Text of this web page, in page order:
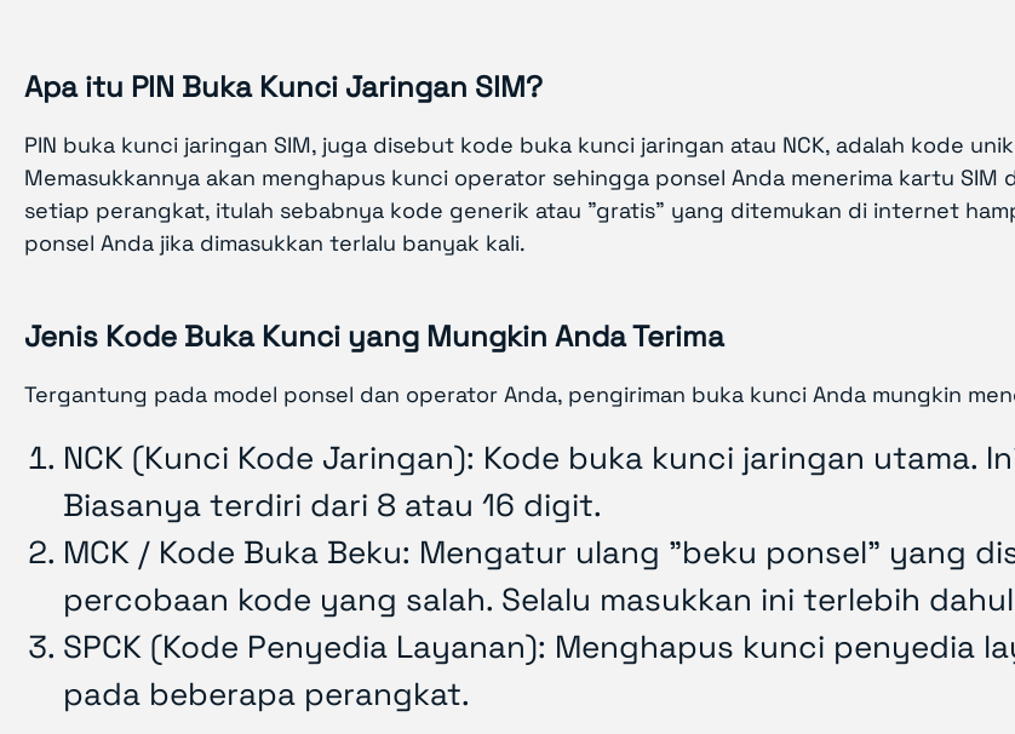
Apa itu PIN Buka Kunci Jaringan SIM?
PIN buka kunci jaringan SIM, juga disebut kode buka kunci jaringan atau NCK, adalah kode
Memasukkannya akan menghapus kunci operator sehingga ponsel Anda menerima kartu
setiap perangkat, itulah sebabnya kode generik atau "gratis" yang ditemukan di internet
ponsel Anda jika dimasukkan terlalu banyak kali.
Jenis Kode Buka Kunci yang Mungkin Anda Terima
Tergantung pada model ponsel dan operator Anda, pengiriman buka kunci Anda mungkin
NCK (Kunci Kode Jaringan): Kode buka kunci jaringan utama.
Biasanya terdiri dari 8 atau 16 digit.
MCK / Kode Buka Beku: Mengatur ulang "beku ponsel" yang
percobaan kode yang salah. Selalu masukkan ini terlebih
SPCK (Kode Penyedia Layanan): Menghapus kunci penyedia
pada beberapa perangkat.